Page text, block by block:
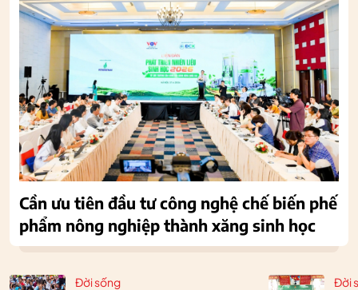
Đời sống Đời
Cần ưu tiên đầu tư công nghệ chế biến phế
phẩm nông nghiệp thành xăng sinh học